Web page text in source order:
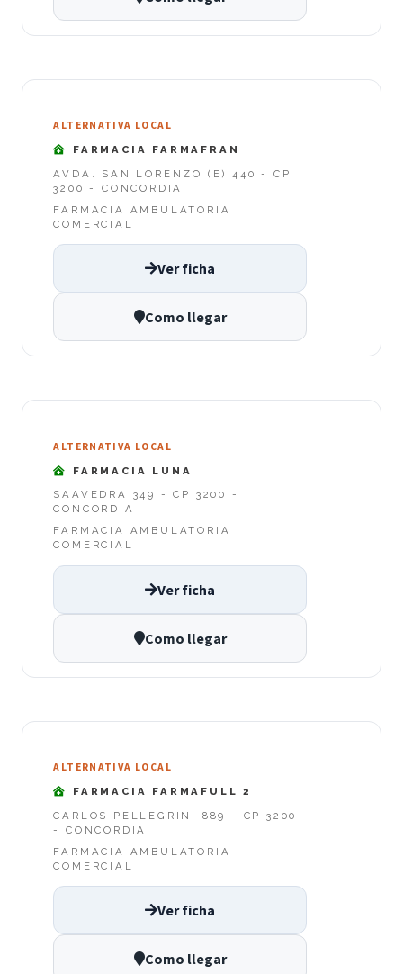
ALTERNATIVA LOCAL
FARMACIA FARMAFRAN
AVDA. SAN LORENZO (E) 440 - CP
3200 - CONCORDIA
FARMACIA AMBULATORIA
COMERCIAL
Ver ficha
Como llegar
ALTERNATIVA LOCAL
FARMACIA LUNA
SAAVEDRA 349 - CP 3200 -
CONCORDIA
FARMACIA AMBULATORIA
COMERCIAL
Ver ficha
Como llegar
ALTERNATIVA LOCAL
FARMACIA FARMAFULL 2
CARLOS PELLEGRINI 889 - CP 3200
- CONCORDIA
FARMACIA AMBULATORIA
COMERCIAL
Ver ficha
Como llegar